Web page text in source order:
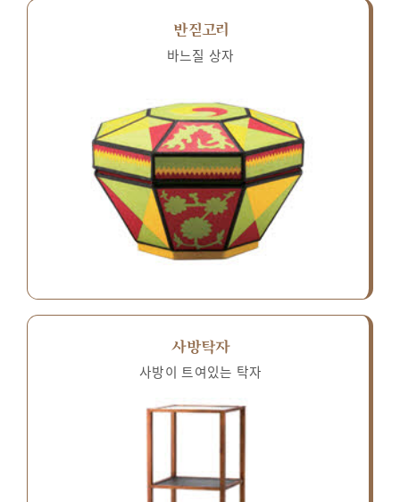
반짇고리
바느질 상자
사방탁자
사방이 트여있는 탁자